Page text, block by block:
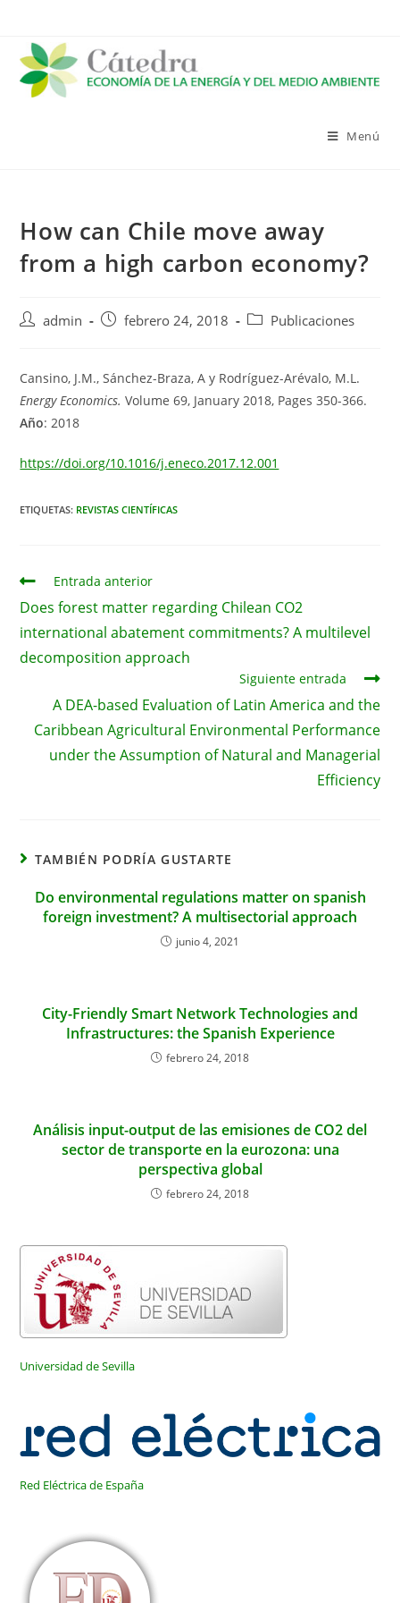
contenido
Menú
How can Chile move away
from a high carbon economy?
Autor
entrada:
admin
Publicación
entrada:
febrero 24, 2018
Categoría
entrada:
Publicaciones
Cansino, J.M., Sánchez-Braza, A y Rodríguez-Arévalo, M.L.
Energy Economics.Volume 69, January 2018, Pages 350-366.
Año: 2018
https://doi.org/10.1016/j.eneco.2017.12.001
ETIQUETAS: REVISTAS CIENTÍFICAS
Leer
artículos
Entrada anterior
Does forest matter regarding Chilean CO2
international abatement commitments? A multilevel
decomposition approach
Siguiente entrada
A DEA-based Evaluation of Latin America and the
Caribbean Agricultural Environmental Performance
under the Assumption of Natural and Managerial
Efficiency
TAMBIÉN PODRÍA GUSTARTE
Do environmental regulations matter on spanish
foreign investment? A multisectorial approach
junio 4, 2021
City-Friendly Smart Network Technologies and
Infrastructures: the Spanish Experience
febrero 24, 2018
Análisis input-output de las emisiones de CO2 del
sector de transporte en la eurozona: una
perspectiva global
febrero 24, 2018
Universidad de Sevilla
Red Eléctrica de España